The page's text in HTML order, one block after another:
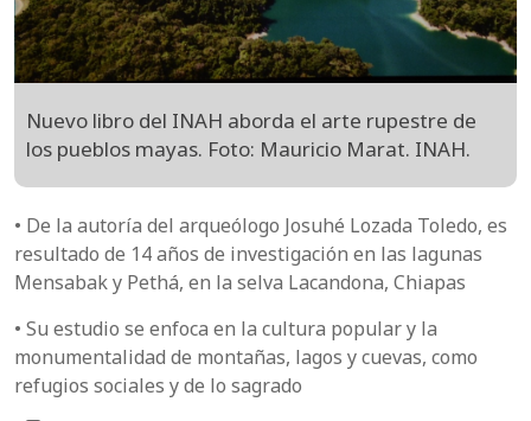
Nuevo libro del INAH aborda el arte rupestre de
los pueblos mayas. Foto: Mauricio Marat. INAH.
• De la autoría del arqueólogo Josuhé Lozada Toledo, es
resultado de 14 años de investigación en las lagunas
Mensabak y Pethá, en la selva Lacandona, Chiapas
• Su estudio se enfoca en la cultura popular y la
monumentalidad de montañas, lagos y cuevas, como
refugios sociales y de lo sagrado